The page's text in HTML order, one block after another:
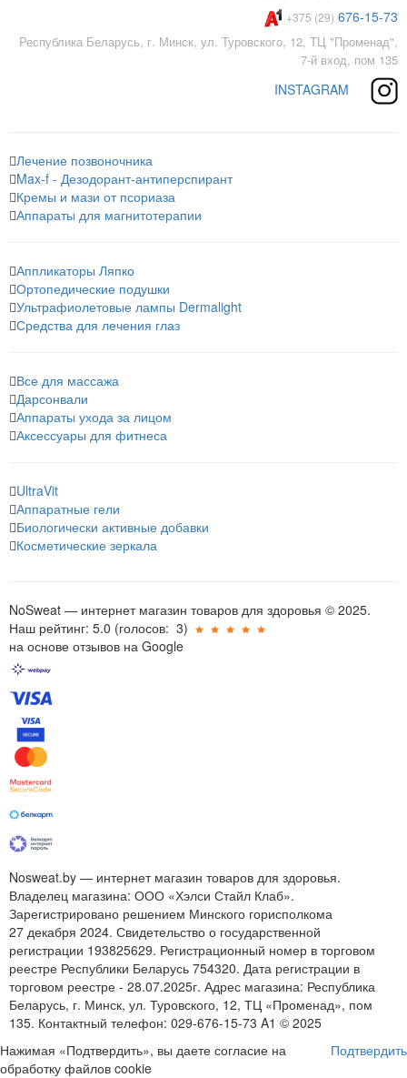
+375 (29) 676-15-73
Республика Беларусь, г. Минск, ул. Туровского, 12, ТЦ "Променад",
7-й вход, пом 135
INSTAGRAM
Лечение позвоночника
Max-f - Дезодорант-антиперспирант
Кремы и мази от псориаза
Аппараты для магнитотерапии
Аппликаторы Ляпко
Ортопедические подушки
Ультрафиолетовые лампы Dermalight
Средства для лечения глаз
Все для массажа
Дарсонвали
Аппараты ухода за лицом
Аксессуары для фитнеса
UltraVit
Аппаратные гели
Биологически активные добавки
Косметические зеркала
NoSweat — интернет магазин товаров для здоровья © 2025.
Наш рейтинг: 5.0 (голосов: 3)
на основе отзывов на Google
Nosweat.by — интернет магазин товаров для здоровья.
Владелец магазина: ООО «Хэлси Стайл Клаб».
Зарегистрировано решением Минского горисполкома
27 декабря 2024. Свидетельство о государственной
регистрации 193825629. Регистрационный номер в торговом
реестре Республики Беларусь 754320. Дата регистрации в
торговом реестре - 28.07.2025г. Адрес магазина: Республика
Беларусь, г. Минск, ул. Туровского, 12, ТЦ «Променад», пом
135. Контактный телефон: 029-676-15-73 A1 © 2025
Нажимая «Подтвердить», вы даете согласие на
обработку файлов cookie
Подтвердить